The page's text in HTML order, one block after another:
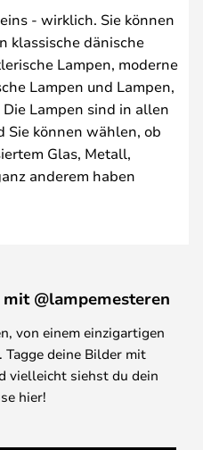
- wirklich. Sie können
klassische dänische
Lampen, moderne
Lampen und Lampen,
Lampen sind in allen
Sie können wählen, ob
Glas, Metall,
anderem haben
@lampemesteren
von einem einzigartigen
Tagge deine Bilder mit
vielleicht siehst du dein
hier!